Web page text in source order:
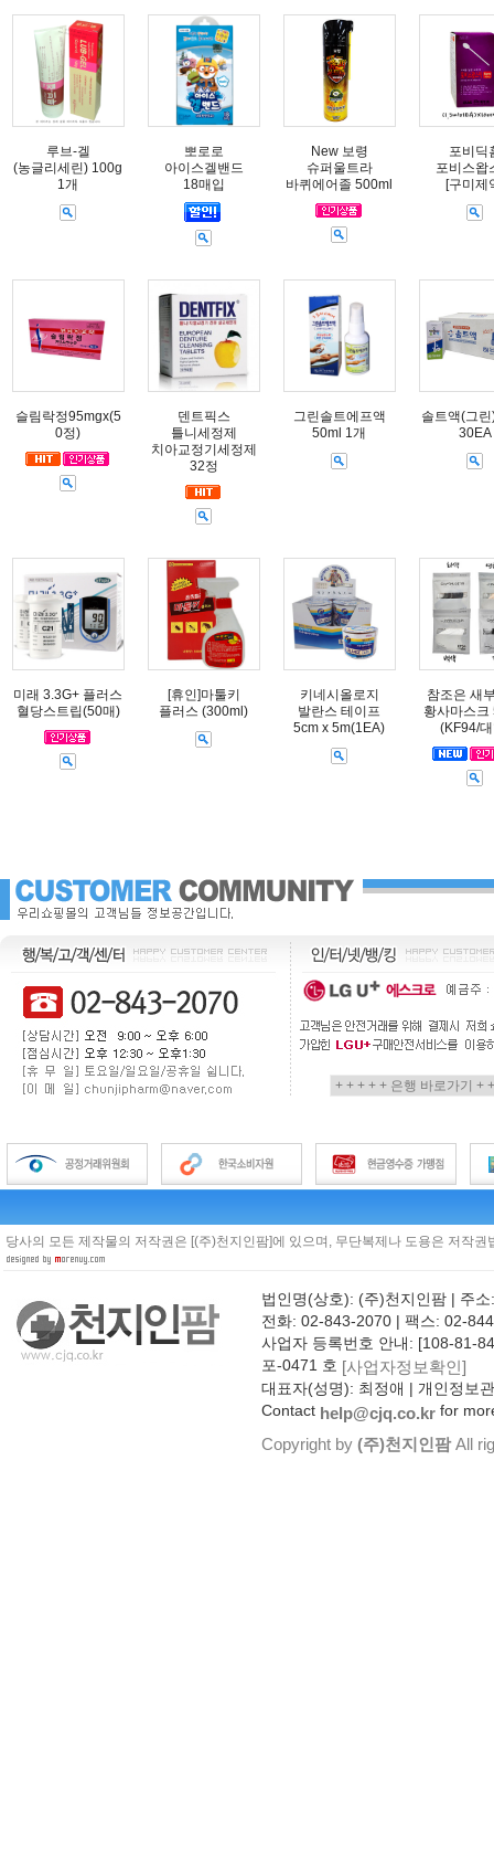
루브-겔
(농글리세린) 100g
1개
뽀로로
아이스겔밴드
18매입
New 보령
슈퍼울트라
바퀴에어졸 500ml
포비딕
포비스왑
[구미제
슬림락정95mgx(5
0정)
덴트픽스
틀니세정제
치아교정기세정제
32정
그린솔트에프액
50ml 1개
솔트액(그
30EA
미래 3.3G+ 플러스
혈당스트립(50매)
[휴인]마툴키
플러스 (300ml)
키네시올로지
발란스 테이프
5cm x 5m(1EA)
참조은 새
황사마스크
(KF94/
당사의 모든 제작물의 저작권은 [(주)천지인팜]에 있으며, 무단복제나 도용은 저작
법인명(상호): (주)천지인팜 | 주
전화: 02-843-2070 | 팩스: 02-
사업자 등록번호 안내: [108-81-
포-0471 호 [사업자정보확인]
대표자(성명): 최정애 | 개인정보
Contact help@cjq.co.kr for
Copyright by (주)천지인팜All